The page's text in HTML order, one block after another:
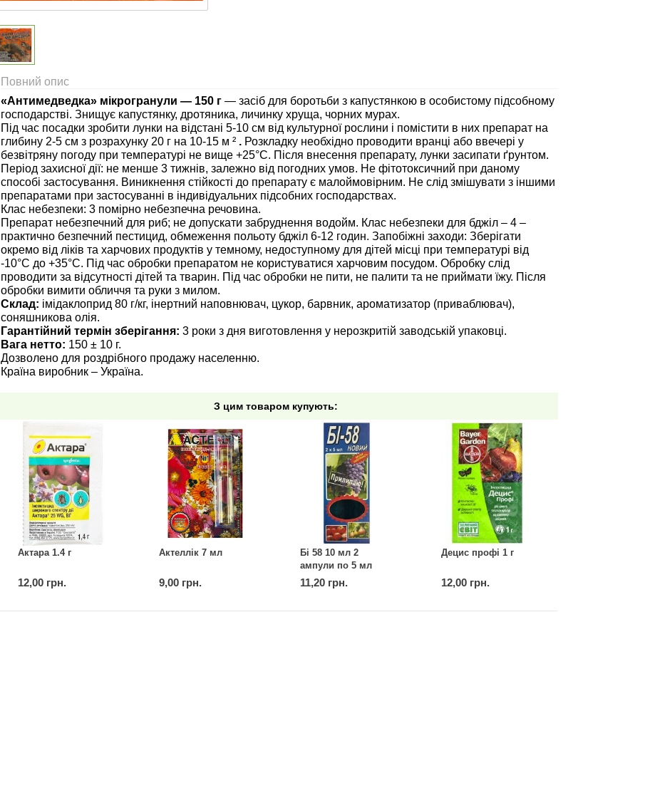
Повний опис
«Антимедведка» мікрогранули — 150 г — засіб для боротьби з капустянкою в особистому підсобному
господарстві. Знищує капустянку, дротяника, личинку хруща, чорних мурах.
Під час посадки зробити лунки на відстані 5-10 см від культурної рослини і помістити в них препарат на
глибину 2-5 см з розрахунку 20 г на 10-15 м ² . Розкладку необхідно проводити вранці або ввечері у
безвітряну погоду при температурі не вище +25°С. Після внесення препарату, лунки засипати ґрунтом.
Період захисної дії: не менше 3 тижнів, залежно від погодних умов. Не фітотоксичний при даному
способі застосування. Виникнення стійкості до препарату є малоймовірним. Не слід змішувати з іншими
препаратами при застосуванні в індивідуальних підсобних господарствах.
Клас небезпеки: 3 помірно небезпечна речовина.
Препарат небезпечний для риб; не допускати забруднення водойм. Клас небезпеки для бджіл – 4 –
практично безпечний пестицид, обмеження польоту бджіл 6-12 годин. Запобіжні заходи: Зберігати
окремо від ліків та харчових продуктів у темному, недоступному для дітей місці при температурі від
-10°С до +35°С. Під час обробки препаратом не користуватися харчовим посудом. Обробку слід
проводити за відсутності дітей та тварин. Під час обробки не пити, не палити та не приймати їжу. Після
обробки вимити обличчя та руки з милом.
Склад: імідаклоприд 80 г/кг, інертний наповнювач, цукор, барвник, ароматизатор (приваблювач),
соняшникова олія.
Гарантійний термін зберігання: 3 роки з дня виготовлення у нерозкритій заводській упаковці.
Вага нетто: 150 ± 10 г.
Дозволено для роздрібного продажу населенню.
Країна виробник – Україна.
З цим товаром купують:
Актара 1.4 г
12,00 грн.
Актеллік 7 мл
9,00 грн.
Бі 58 10 мл 2
ампули по 5 мл
11,20 грн.
Децис профі 1 г
12,00 грн.